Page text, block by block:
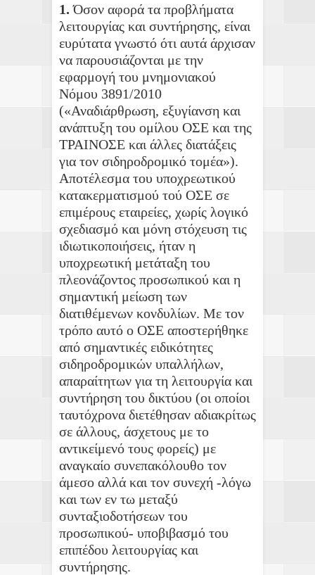
1. Όσον αφορά τα προβλήματα
λειτουργίας και συντήρησης, είναι
ευρύτατα γνωστό ότι αυτά άρχισαν
να παρουσιάζονται με την
εφαρμογή του μνημονιακού
Νόμου 3891/2010
(«Αναδιάρθρωση, εξυγίανση και
ανάπτυξη του ομίλου ΟΣΕ και της
ΤΡΑΙΝΟΣΕ και άλλες διατάξεις
για τον σιδηροδρομικό τομέα»).
Αποτέλεσμα του υποχρεωτικού
κατακερματισμού τού ΟΣΕ σε
επιμέρους εταιρείες, χωρίς λογικό
σχεδιασμό και μόνη στόχευση τις
ιδιωτικοποιήσεις, ήταν η
υποχρεωτική μετάταξη του
πλεονάζοντος προσωπικού και η
σημαντική μείωση των
διατιθέμενων κονδυλίων. Με τον
τρόπο αυτό ο ΟΣΕ αποστερήθηκε
από σημαντικές ειδικότητες
σιδηροδρομικών υπαλλήλων,
απαραίτητων για τη λειτουργία και
συντήρηση του δικτύου (οι οποίοι
ταυτόχρονα διετέθησαν αδιακρίτως
σε άλλους, άσχετους με το
αντικείμενό τους φορείς) με
αναγκαίο συνεπακόλουθο τον
άμεσο αλλά και τον συνεχή -λόγω
και των εν τω μεταξύ
συνταξιοδοτήσεων του
προσωπικού- υποβιβασμό του
επιπέδου λειτουργίας και
συντήρησης.